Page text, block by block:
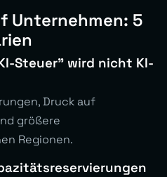
Unternehmen: 5
Steuer” wird nicht KI-
Druck auf
größere
Regionen.